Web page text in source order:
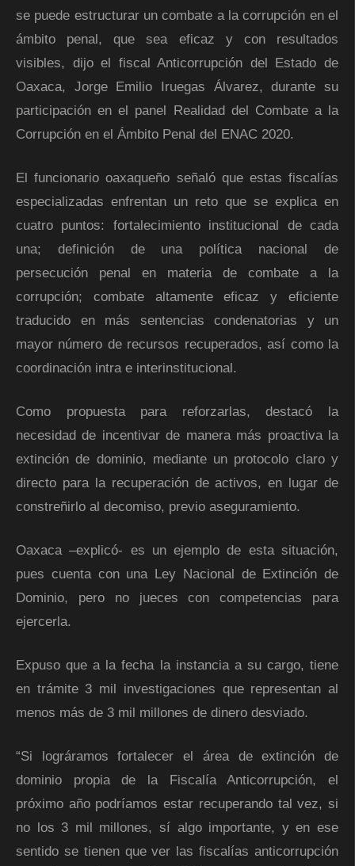
se puede estructurar un combate a la corrupción en el
ámbito penal, que sea eficaz y con resultados
visibles, dijo el fiscal Anticorrupción del Estado de
Oaxaca, Jorge Emilio Iruegas Álvarez, durante su
participación en el panel Realidad del Combate a la
Corrupción en el Ámbito Penal del ENAC 2020.
El funcionario oaxaqueño señaló que estas fiscalías
especializadas enfrentan un reto que se explica en
cuatro puntos: fortalecimiento institucional de cada
una; definición de una política nacional de
persecución penal en materia de combate a la
corrupción; combate altamente eficaz y eficiente
traducido en más sentencias condenatorias y un
mayor número de recursos recuperados, así como la
coordinación intra e interinstitucional.
Como propuesta para reforzarlas, destacó la
necesidad de incentivar de manera más proactiva la
extinción de dominio, mediante un protocolo claro y
directo para la recuperación de activos, en lugar de
constreñirlo al decomiso, previo aseguramiento.
Oaxaca –explicó- es un ejemplo de esta situación,
pues cuenta con una Ley Nacional de Extinción de
Dominio, pero no jueces con competencias para
ejercerla.
Expuso que a la fecha la instancia a su cargo, tiene
en trámite 3 mil investigaciones que representan al
menos más de 3 mil millones de dinero desviado.
“Si lográramos fortalecer el área de extinción de
dominio propia de la Fiscalía Anticorrupción, el
próximo año podríamos estar recuperando tal vez, si
no los 3 mil millones, sí algo importante, y en ese
sentido se tienen que ver las fiscalías anticorrupción